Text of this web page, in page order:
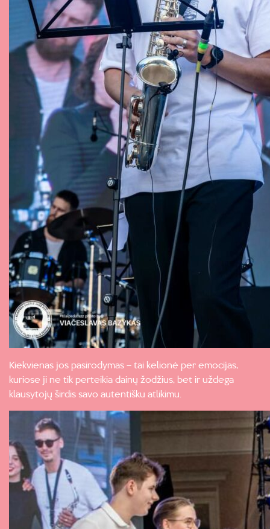
Kiekvienas jos pasirodymas – tai kelionė per emocijas,
kuriose ji ne tik perteikia dainų žodžius, bet ir uždega
klausytojų širdis savo autentišku atlikimu.